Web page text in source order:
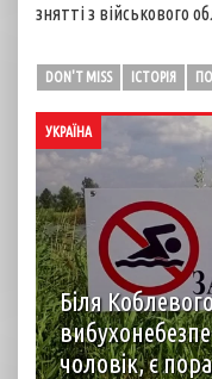
знятті з військового
DON'T MISS ІСТОРІЯ
УКРАЇНА
Біля
чоловік, є